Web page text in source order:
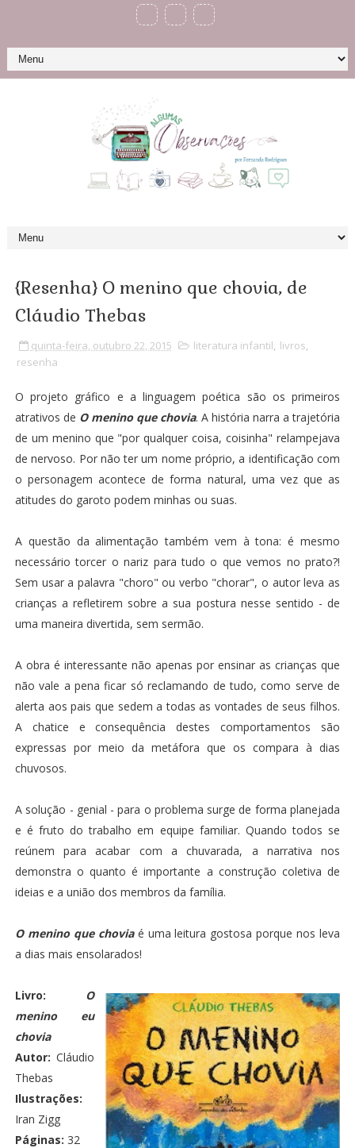
{Resenha} O menino que chovia, de
Cláudio Thebas
quinta-feira, outubro 22, 2015 literatura infantil, livros,
resenha
O projeto gráfico e a linguagem poética são os primeiros
atrativos de O menino que chovia. A história narra a trajetória
de um menino que "por qualquer coisa, coisinha" relampejava
de nervoso. Por não ter um nome próprio, a identificação com
o personagem acontece de forma natural, uma vez que as
atitudes do garoto podem minhas ou suas.
A questão da alimentação também vem à tona: é mesmo
necessário torcer o nariz para tudo o que vemos no prato?!
Sem usar a palavra "choro" ou verbo "chorar", o autor leva as
crianças a refletirem sobre a sua postura nesse sentido - de
uma maneira divertida, sem sermão.
A obra é interessante não apenas por ensinar as crianças que
não vale a pena ficar só reclamando de tudo, como serve de
alerta aos pais que sedem a todas as vontades de seus filhos.
A chatice e consequência destes comportamentos são
expressas por meio da metáfora que os compara à dias
chuvosos.
A solução - genial - para o problema surge de forma planejada
e é fruto do trabalho em equipe familiar. Quando todos se
reúnem para acabar com a chuvarada, a narrativa nos
demonstra o quanto é importante a construção coletiva de
ideias e a união dos membros da família.
O menino que choviaé uma leitura gostosa porque nos leva
a dias mais ensolarados!
Livro: O
menino eu
chovia
Autor:Cláudio
Thebas
Ilustrações:
Iran Zigg
Páginas: 32